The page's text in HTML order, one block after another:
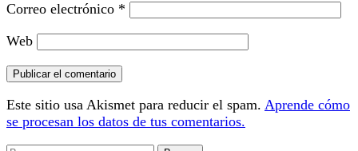
Correo electrónico *
Web
Este sitio usa Akismet para reducir el spam. Aprende cómo
se procesan los datos de tus comentarios.